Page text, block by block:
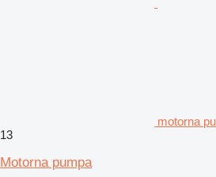
motorna
13
Motorna pumpa